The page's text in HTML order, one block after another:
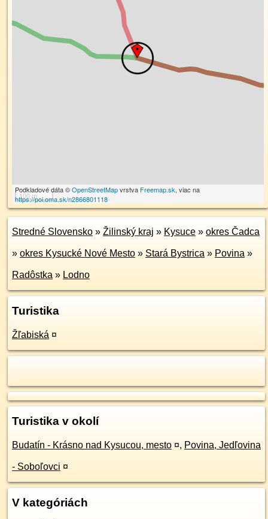
100 m
Podkladové dáta ©OpenStreetMapvrstva Freemap.sk, viac na
https://poi.oma.sk/n2866801118
Stredné Slovensko » Žilinský kraj » Kysuce » okres Čadca
» okres Kysucké Nové Mesto » Stará Bystrica » Povina »
Radôstka » Lodno
Turistika
Žľabiská ¤
Turistika v okolí
Budatín - Krásno nad Kysucou, mesto ¤, Povina, Jedľovina
- Soboľovci ¤
V kategóriách